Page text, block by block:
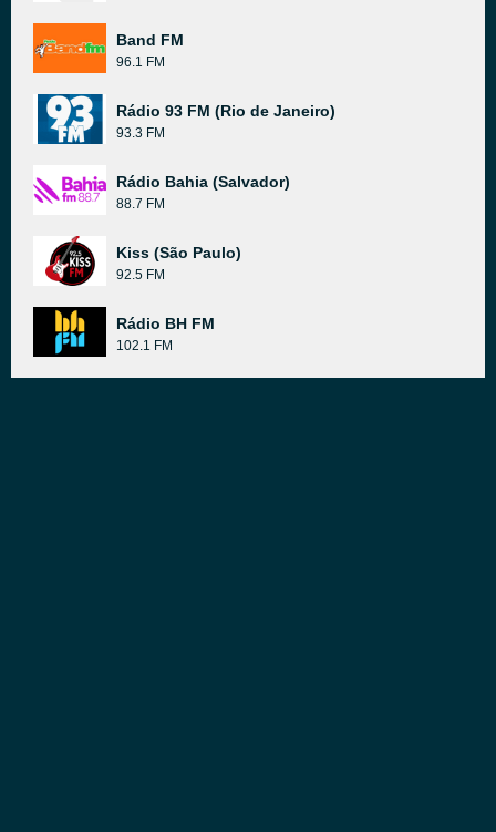
Band FM
96.1 FM
Rádio 93 FM (Rio de Janeiro)
93.3 FM
Rádio Bahia (Salvador)
88.7 FM
Kiss (São Paulo)
92.5 FM
Rádio BH FM
102.1 FM